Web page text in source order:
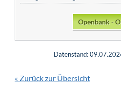
Openbank -
Datenstand:
« Zurück zur Übersicht